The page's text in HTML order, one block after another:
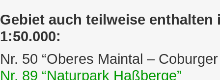
Gebiet auch teilweise enthalten
1:50.000:
Nr. 50 “Oberes Maintal – Coburger
Nr. 89 “Naturpark Haßberge”